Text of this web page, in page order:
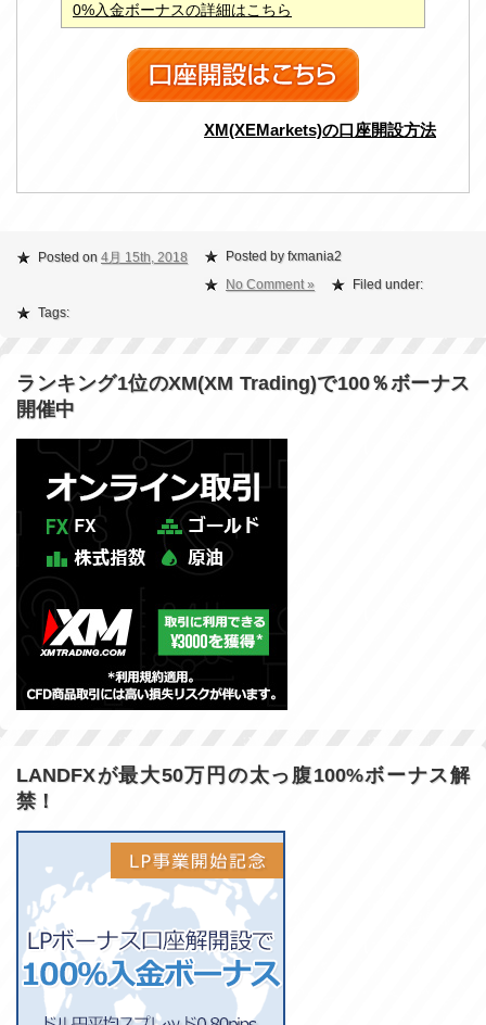
0%入金ボーナスの詳細はこちら
XM(XEMarkets)の口座開設方法
Posted on 4月 15th, 2018
Posted by fxmania2
No Comment »
Filed under:
Tags:
ランキング1位のXM(XM Trading)で100％ボーナス
開催中
LANDFXが最大50万円の太っ腹100%ボーナス解
禁！